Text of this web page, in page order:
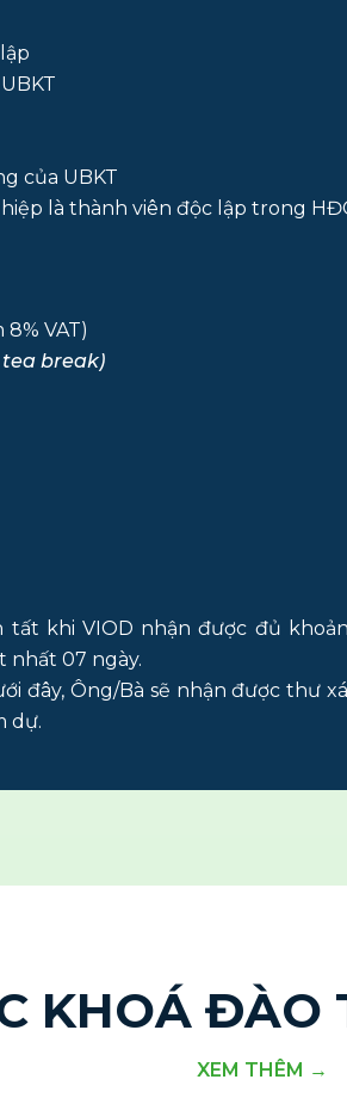
của UBKT
là thành viên độc lập trong
VAT)
break)
khi VIOD nhận được đủ
07 ngày.
đây, Ông/Bà sẽ nhận được thư
dự.
KHOÁ ĐÀO
XEM THÊM →